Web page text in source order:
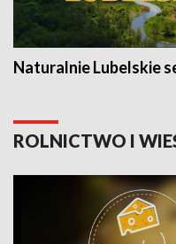
Naturalnie Lubelskie
ROLNICTWO I